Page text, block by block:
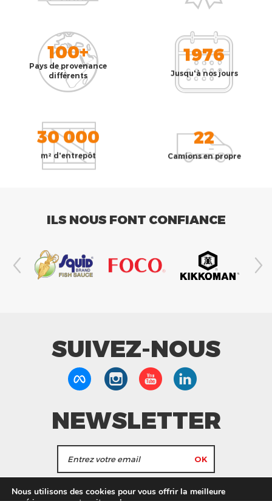
100+
Pays de provenance
différents
1976
Jusqu'à nos jours
30 000
m² d'entrepôt
22
Camions en propre
ILS NOUS FONT CONFIANCE
SUIVEZ-NOUS
NEWSLETTER
J'accepte de recevoir les actualités et les
Nous utilisons des cookies pour vous offrir la meilleure